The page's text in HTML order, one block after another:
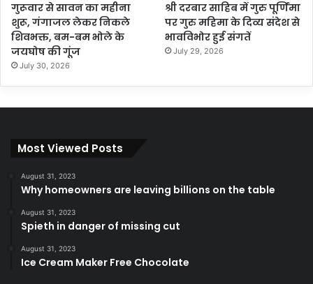
गुरूवार से सावन का महीना
शुरू, गंगाजल लेकर निकले
शिवभक्त, बम-बम भोले के
जयघोष की गूंज
July 30, 2026
श्री दरबार साहिब में गुरु पूर्णिमा
पर गुरु महिमा के दिव्य संदेश से
भावविभोर हुई संगतें
July 29, 2026
Most Viewed Posts
August 31, 2023
Why homeowners are leaving billions on the table
August 31, 2023
Spieth in danger of missing cut
August 31, 2023
Ice Cream Maker Free Chocolate